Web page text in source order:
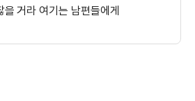
거라 여기는 남편들에게